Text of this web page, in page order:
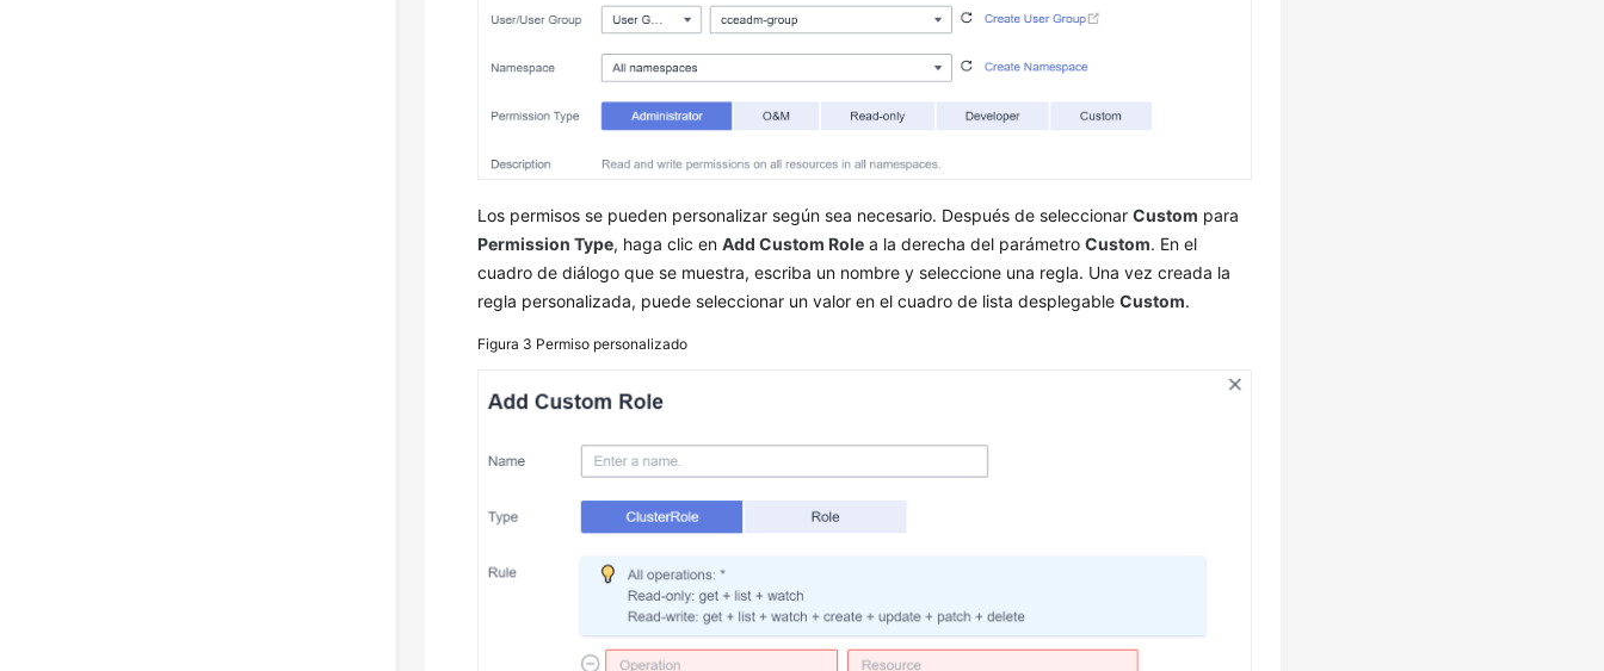
Los permisos se pueden personalizar según sea necesario. Después de seleccionarCustom para
Permission Type, haga clic enAdd Custom Role a la derecha del parámetroCustom. En el
cuadro de diálogo que se muestra, escriba un nombre y seleccione una regla. Una vez creada la
regla personalizada, puede seleccionar un valor en el cuadro de lista desplegableCustom.
Figura 3 Permiso personalizado